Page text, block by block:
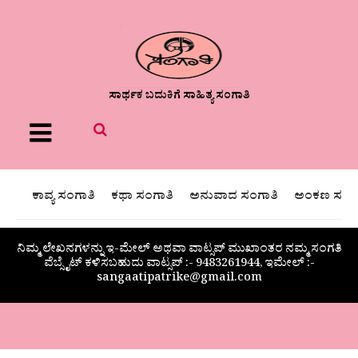
ಸಾರ್ಥಕ ಬದುಕಿಗೆ ಸಾಹಿತ್ಯ ಸಂಗಾತಿ
Menu
ಕಾವ್ಯ ಸಂಗಾತಿ ಕಥಾ ಸಂಗಾತಿ ಅನುವಾದ ಸಂಗಾತಿ ಅಂಕಣ
ನಿಮ್ಮ ಲೇಖನಗಳನ್ನು ಇ-ಮೇಲ್ ಅಥವಾ ವಾಟ್ಸಪ್ ಮುಖಾಂತರ ನಮ್ಮ ಸಂಗತಿ
ವೆಬ್ಸೈಟ್ ಕಳಿಸಬಹುದು ವಾಟ್ಸಪ್‌ :- 9483261944, ಇಮೇಲ್ :-
sangaatipatrike@gmail.com